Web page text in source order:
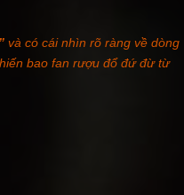
và có cái nhìn rõ ràng về dòng
bao fan rượu đổ đứ đừ từ